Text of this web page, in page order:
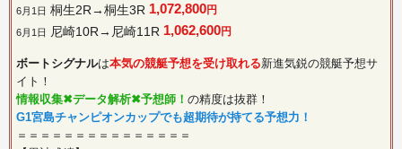
6月1日 桐生2R→桐生3R 1,072,800円
6月1日 尼崎10R→尼崎11R 1,062,600円
ボートシグナルは本気の競艇予想を受け取れる新進気鋭の競艇予想サ
イト！
情報収集✖︎データ解析✖︎予想師！ の精度は抜群！
G1宮島チャンピオンカップでも超期待が持てる予想力！
＝＝＝＝＝＝＝＝＝＝＝＝＝＝＝